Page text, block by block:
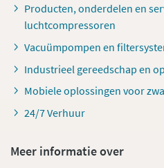
Producten, onderdelen en
luchtcompressoren
Vacuümpompen en
Industrieel gereedschap en
Mobiele oplossingen voor
24/7 Verhuur
Meer informatie over